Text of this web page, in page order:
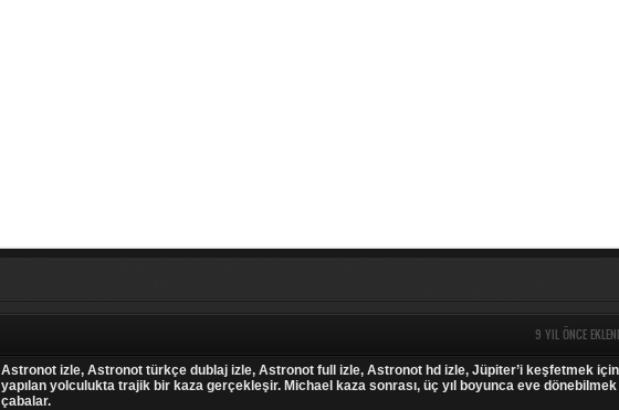
9 YIL ÖNCE
Astronot izle, Astronot türkçe dublaj izle, Astronot full izle, Astronot hd izle, Jüpiter’i keşfetmek için
yapılan yolculukta trajik bir kaza gerçekleşir. Michael kaza sonrası, üç yıl boyunca eve
çabalar.